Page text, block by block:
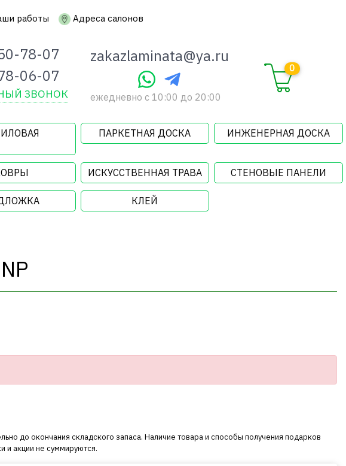
работы Адреса салонов
78-07
06-07
ЗВОНОК
zakazlaminata@ya.ru
ежедневно c 10:00 до 20:00
0
ПАРКЕТНАЯ ДОСКА ИНЖЕНЕРНАЯ ДОСКА
ИСКУССТВЕННАЯ ТРАВА СТЕНОВЫЕ ПАНЕЛИ
КЛЕЙ
до окончания складского запаса. Наличие товара и способы получения подарков
и акции не суммируются.